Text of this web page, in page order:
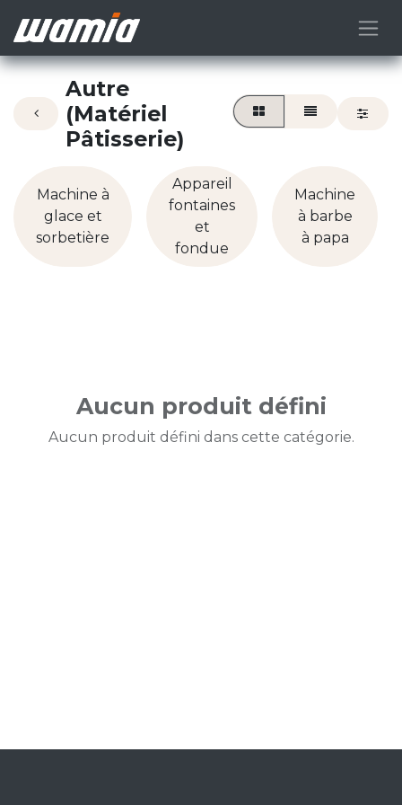
Autre
(Matériel
Pâtisserie)
Machine à
glace et
sorbetière
Appareil
fontaines
et
fondue
Machine
à barbe
à papa
Aucun produit défini
Aucun produit défini dans cette catégorie.